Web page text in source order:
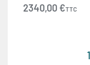
2340,00 €TTC